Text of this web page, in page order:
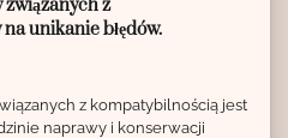
z
unikanie błędów.
z kompatybilnością jest
naprawy i konserwacji